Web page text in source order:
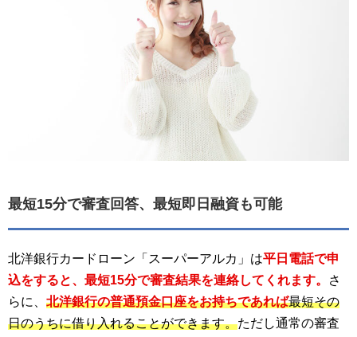
最短15分で審査回答、最短即日融資も可能
北洋銀行カードローン「スーパーアルカ」は平日電話で申
込をすると、最短15分で審査結果を連絡してくれます。
さ
らに、 北洋銀行の普通預金口座をお持ちであれば最短その
日のうちに借り入れることができます。ただし通常の審査